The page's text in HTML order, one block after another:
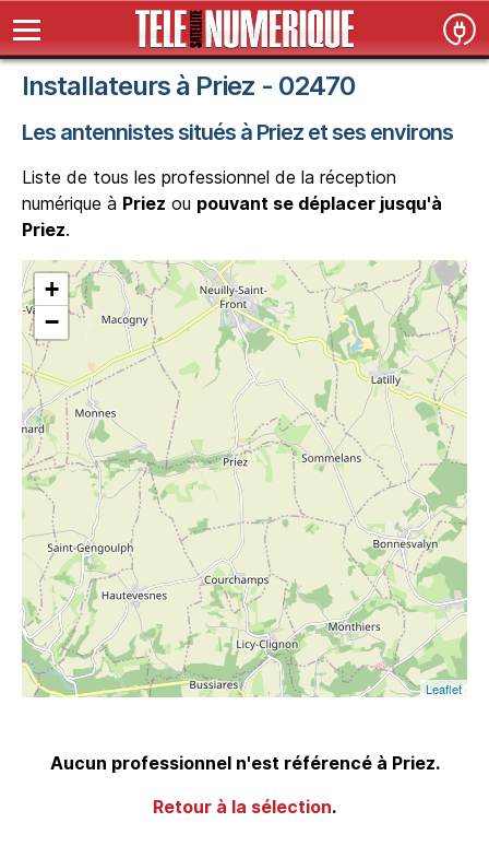
Installateurs à Priez - 02470
Les antennistes situés à Priez et ses environs
Liste de tous les professionnel de la réception
numérique à Priez ou pouvant se déplacer jusqu'à
Priez.
+
−
Leaflet
Aucun professionnel n'est référencé à Priez.
Retour à la sélection.